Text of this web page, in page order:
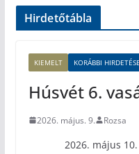
Hirdetőtábla
KIEMELT KORÁBBI
Húsvét 6.
2026. május. 9. Rozsa
2026. május